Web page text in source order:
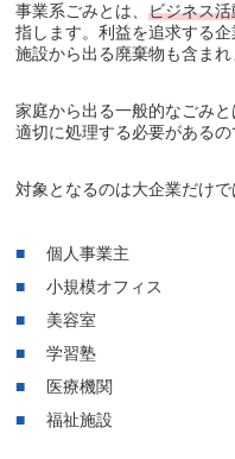
事業系ごみとは、ビジネス
指します。利益を追求する
施設から出る廃棄物も含まれ
家庭から出る一般的なごみ
適切に処理する必要があるの
対象となるのは大企業だけで
個人事業主
小規模オフィス
美容室
学習塾
医療機関
福祉施設